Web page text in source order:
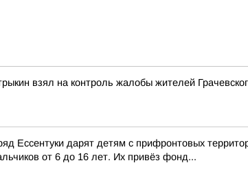
взял на контроль жалобы жителей
Ессентуки дарят детям с прифронтовых
от 6 до 16 лет. Их привёз фонд...